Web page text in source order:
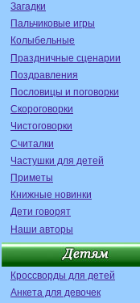
Загадки
Пальчиковые игры
Колыбельные
Праздничные сценарии
Поздравления
Пословицы и поговорки
Скороговорки
Чистоговорки
Считалки
Частушки для детей
Приметы
Книжные новинки
Дети говорят
Наши авторы
Кроссворды для детей
Анкета для девочек